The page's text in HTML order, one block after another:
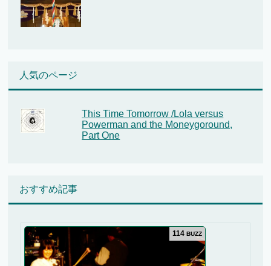
人気のページ
This Time Tomorrow /Lola versus
Powerman and the Moneygoround,
Part One
おすすめ記事
114 BUZZ